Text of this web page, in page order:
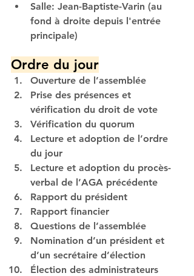
Salle: Jean-Baptiste-Varin (au
fond à droite depuis l'entrée
principale)
Ordre du jour
Ouverture de l’assemblée
Prise des présences et
vérification du droit de vote
Vérification du quorum
Lecture et adoption de l’ordre
du jour
Lecture et adoption du procès-
verbal de l’AGA précédente
Rapport du président
Rapport financier
Questions de l’assemblée
Nomination d’un président et
d’un secrétaire d’élection
Élection des administrateurs